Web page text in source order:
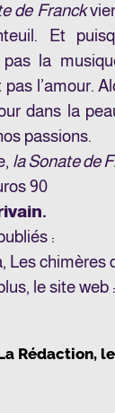
de Franck
Et
pas la
pas l’amour.
dans la
passions.
la Sonate de
90
:
Les chimères
le site web :
Rédaction, le